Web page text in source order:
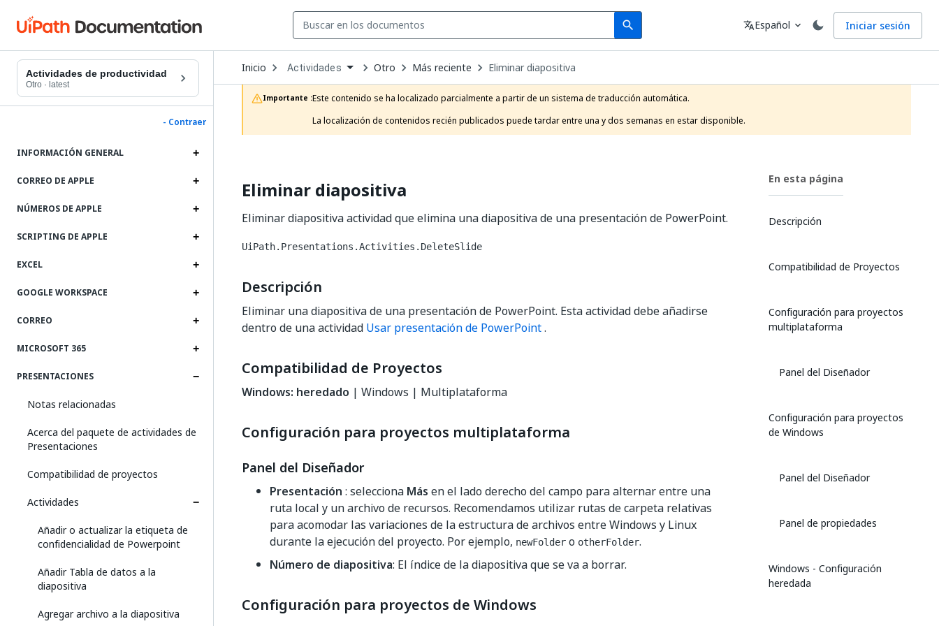
search
Search Idioma
translateEspañol expand_more Iniciar sesión
Actividades de productividad
Otro · latest
- Contraer
INFORMACIÓN GENERAL
CORREO DE APPLE
NÚMEROS DE APPLE
SCRIPTING DE APPLE
EXCEL
GOOGLE WORKSPACE
CORREO
MICROSOFT 365
PRESENTACIONES
Notas relacionadas
Acerca del paquete de actividades de
Presentaciones
Compatibilidad de proyectos
Actividades
Añadir o actualizar la etiqueta de
confidencialidad de Powerpoint
Añadir Tabla de datos a la
diapositiva
Agregar archivo a la diapositiva
Inicio Open
Dropdown
to
choose
product
Actividades Otro Más reciente Eliminar diapositiva
Importante :Este contenido se ha localizado parcialmente a partir de un sistema de traducción automática.
La localización de contenidos recién publicados puede tardar entre una y dos semanas en estar disponible.
Eliminar diapositiva
Eliminar diapositiva actividad que elimina una diapositiva de una presentación de PowerPoint.
UiPath.Presentations.Activities.DeleteSlide
Descripción
Eliminar una diapositiva de una presentación de PowerPoint. Esta actividad debe añadirse
dentro de una actividad Usar presentación de PowerPoint.
Compatibilidad de Proyectos
Windows: heredado | Windows | Multiplataforma
Configuración para proyectos multiplataforma
Panel del Diseñador
Presentación : selecciona Más en el lado derecho del campo para alternar entre una
ruta local y un archivo de recursos. Recomendamos utilizar rutas de carpeta relativas
para acomodar las variaciones de la estructura de archivos entre Windows y Linux
durante la ejecución del proyecto. Por ejemplo, newFolder o otherFolder.
Número de diapositiva: El índice de la diapositiva que se va a borrar.
Configuración para proyectos de Windows
En esta página
Descripción
Compatibilidad de Proyectos
Configuración para proyectos
multiplataforma
Panel del Diseñador
Configuración para proyectos
de Windows
Panel del Diseñador
Panel de propiedades
Windows - Configuración
heredada